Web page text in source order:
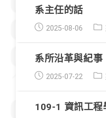
系主任的話
Post
2025-08-06 Post
系所沿革與紀事
Post
2025-07-22 Post
109-1 資訊工程